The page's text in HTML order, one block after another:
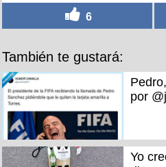
6
También te gustará:
por
Yo